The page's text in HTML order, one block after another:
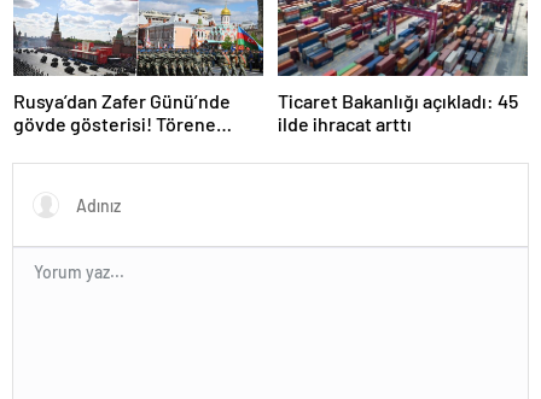
Rusya’dan Zafer Günü’nde
gövde gösterisi! Törene
Ticaret Bakanlığı açıkladı: 45
ilde ihracat arttı